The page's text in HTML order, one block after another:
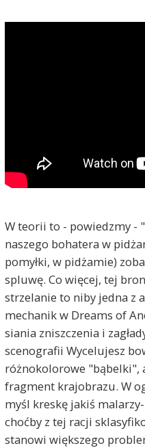
W teorii to - powiedzmy -
naszego bohatera w
pomyłki, w pidżamie)
spluwę. Co więcej, tej
strzelanie to niby jedna z
mechanik w Dreams of
siania zniszczenia i
scenografii Wycelujesz
różnokolorowe "bąbelki",
fragment krajobrazu. W
myśl kreskę jakiś
choćby z tej racji
stanowi większego